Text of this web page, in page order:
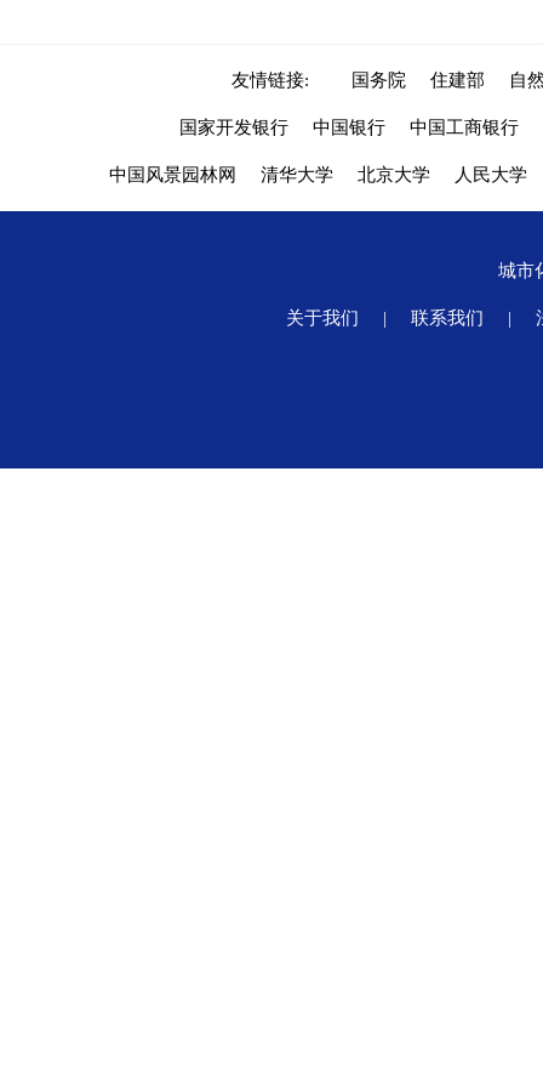
友情链接: 国务院 住建部 自
国家开发银行 中国银行 中国工商银行
中国风景园林网 清华大学 北京大学 人民大学
城市
关于我们 | 联系我们 |